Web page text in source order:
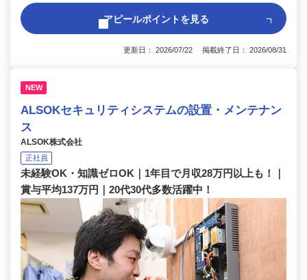
アピールポイントを見る
更新日： 2026/07/22 掲載終了日： 2026/08/31
NEW
ALSOKセキュリティシステムの設置・メンテナン
ス
ALSOK株式会社
正社員
未経験OK・知識ゼロOK｜1年目で月収28万円以上も！｜
賞与平均137万円｜20代30代多数活躍中！